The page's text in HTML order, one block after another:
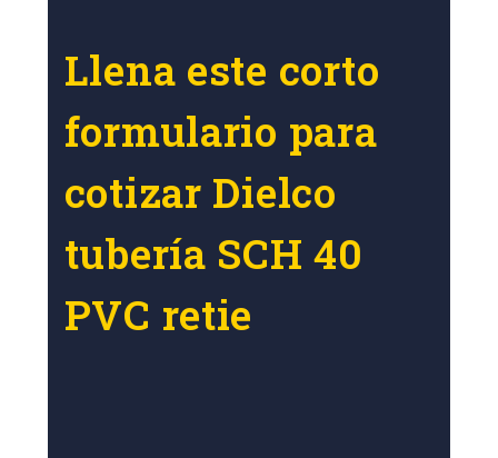
Llena este corto
formulario para
cotizar Dielco
tubería SCH 40
PVC retie